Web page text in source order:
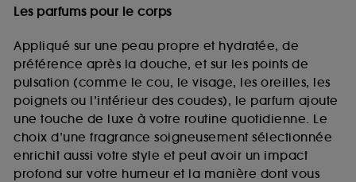
Les parfums pour le corps
Appliqué sur une peau propre et hydratée, de
préférence après la douche, et sur les points de
pulsation (comme le cou, le visage, les oreilles, les
poignets ou l’intérieur des coudes), le parfum ajoute
une touche de luxe à votre routine quotidienne. Le
choix d’une fragrance soigneusement sélectionnée
enrichit aussi votre style et peut avoir un impact
profond sur votre humeur et la manière dont vous
fraudes aux moyens de paiement et les
usurpations d’identité.
Cookies fonctionnels :il s’agit de cookies
permettant l’affichage et/ou la fourniture de
certaines fonctionnalités du site, tel que les
cookies d’authentification qui sont utilisés afin de
vous faire bénéficier de l’authentification
prolongée vous permettant d’accéder à votre
compte lors de votre prochaine visite sur le site
sans saisir à nouveau votre identifiant et mot de
passe.